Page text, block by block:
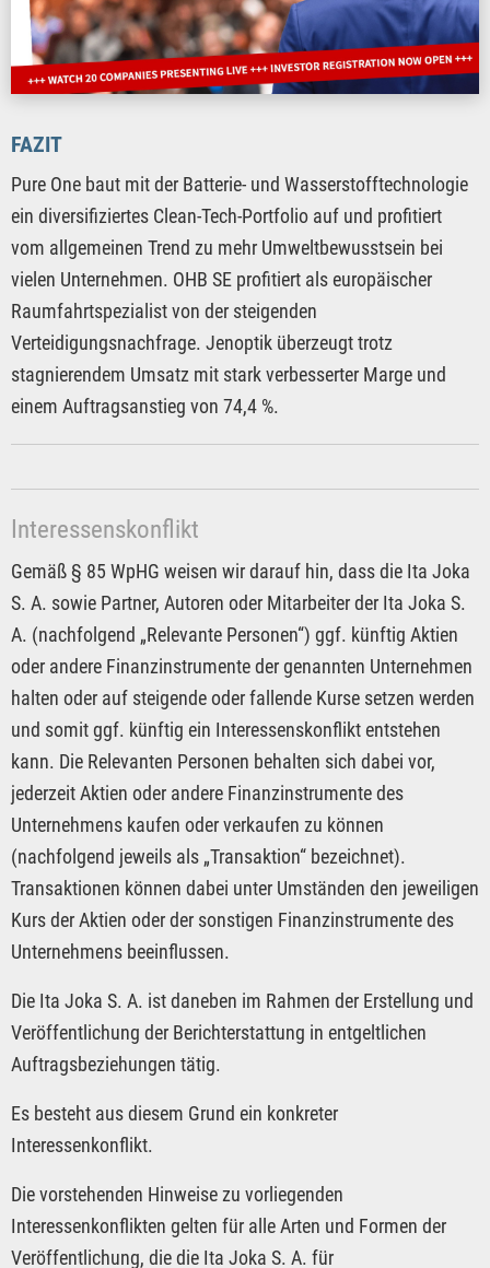
FAZIT
Pure One baut mit der Batterie- und Wasserstofftechnologie
ein diversifiziertes Clean-Tech-Portfolio auf und profitiert
vom allgemeinen Trend zu mehr Umweltbewusstsein bei
vielen Unternehmen. OHB SE profitiert als europäischer
Raumfahrtspezialist von der steigenden
Verteidigungsnachfrage. Jenoptik überzeugt trotz
stagnierendem Umsatz mit stark verbesserter Marge und
einem Auftragsanstieg von 74,4 %.
Interessenskonflikt
Gemäß § 85 WpHG weisen wir darauf hin, dass die Ita Joka
S. A. sowie Partner, Autoren oder Mitarbeiter der Ita Joka S.
A. (nachfolgend „Relevante Personen“) ggf. künftig Aktien
oder andere Finanzinstrumente der genannten Unternehmen
halten oder auf steigende oder fallende Kurse setzen werden
und somit ggf. künftig ein Interessenskonflikt entstehen
kann. Die Relevanten Personen behalten sich dabei vor,
jederzeit Aktien oder andere Finanzinstrumente des
Unternehmens kaufen oder verkaufen zu können
(nachfolgend jeweils als „Transaktion“ bezeichnet).
Transaktionen können dabei unter Umständen den jeweiligen
Kurs der Aktien oder der sonstigen Finanzinstrumente des
Unternehmens beeinflussen.
Die Ita Joka S. A. ist daneben im Rahmen der Erstellung und
Veröffentlichung der Berichterstattung in entgeltlichen
Auftragsbeziehungen tätig.
Es besteht aus diesem Grund ein konkreter
Interessenkonflikt.
Die vorstehenden Hinweise zu vorliegenden
Interessenkonflikten gelten für alle Arten und Formen der
Veröffentlichung, die die Ita Joka S. A. für